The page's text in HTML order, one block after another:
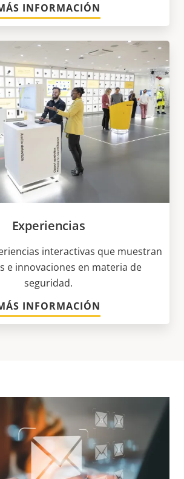
INFORMACIÓN
Experiencias
interactivas que muestran
e innovaciones en materia de
seguridad.
INFORMACIÓN